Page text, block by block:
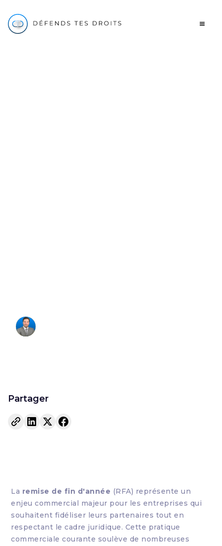
Partager
La remise de fin d'année (RFA) représente un
enjeu commercial majeur pour les entreprises qui
souhaitent fidéliser leurs partenaires tout en
respectant le cadre juridique. Cette pratique
commerciale courante soulève de nombreuses